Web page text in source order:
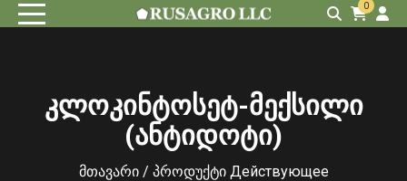
0
კლოკინტოსეტ-მექსილი
(ანტიდოტი)
მთავარი/ პროდუქტი Действующее